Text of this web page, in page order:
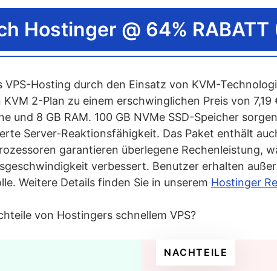
Root-Zugriff VPS
der Rechenzentrumsstandort VPS
Windows VPS-Hosting aus
Hostinger @ 64% RABATT
Hosting durch den Einsatz von KVM-
2-Plan zu einem erschwinglichen Preis von
und 8 GB RAM. 100 GB NVMe SSD-Speicher
Server-Reaktionsfähigkeit. Das Paket enthält
garantieren überlegene Rechenleistung,
verbessert. Benutzer erhalten
Weitere Details finden Sie in unserem Hostinger
von Hostingers schnellem VPS?
NACHTEILE